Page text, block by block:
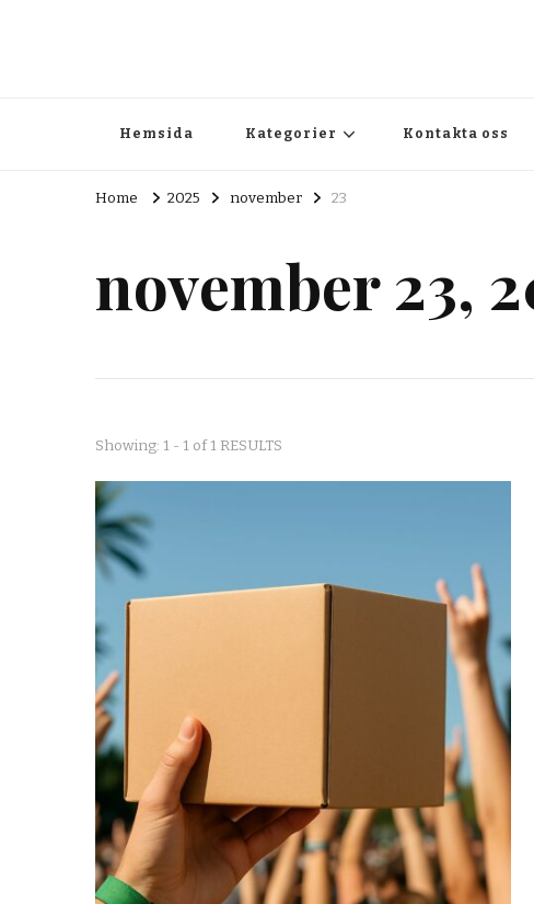
Hemsida Kategorier Kontakta oss
Home 2025 november 23
november 23,
Showing: 1 - 1 of 1 RESULTS